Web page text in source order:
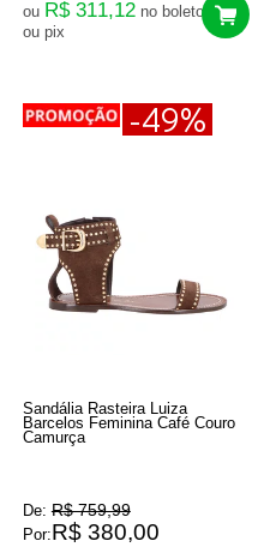
ou R$ 311,12 no boleto
ou pix
-49%
Sandália Rasteira Luiza
Barcelos Feminina Café Couro
Camurça
De: R$ 759,99
Por:R$ 380,00